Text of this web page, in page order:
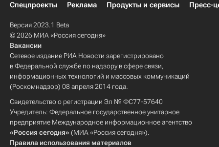
Спецпроекты
Реклама Продукты и сервисы Пресс-
Версия 2023.1 Beta
© 2026 МИА «Россия сегодня»
Вакансии
Сетевое издание РИА Новости зарегистрировано
в Федеральной службе по надзору в сфере связи,
информационных технологий и массовых коммуникаций
(Роскомнадзор) 08 апреля 2014 года.
Свидетельство о регистрации Эл № ФС77-57640
Учредитель: Федеральное государственное унитарное
предприятие Международное информационное агентство
«Россия сегодня» (МИА «Россия сегодня»).
Правила использования материалов